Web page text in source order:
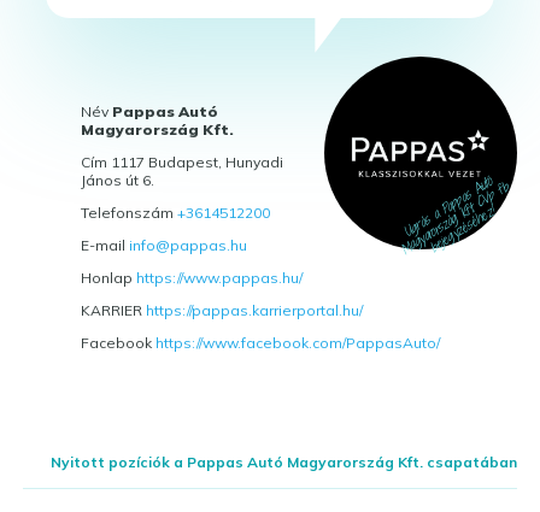
Név Pappas Autó
Magyarország Kft.
Cím 1117 Budapest, Hunyadi
János út 6.
Telefonszám+3614512200
E-mail info@pappas.hu
Honlap https://www.pappas.hu/
KARRIER https://pappas.karrierportal.hu/
Facebook https://www.facebook.com/PappasAuto/
Nyitott pozíciók a Pappas Autó Magyarország Kft. csapatában